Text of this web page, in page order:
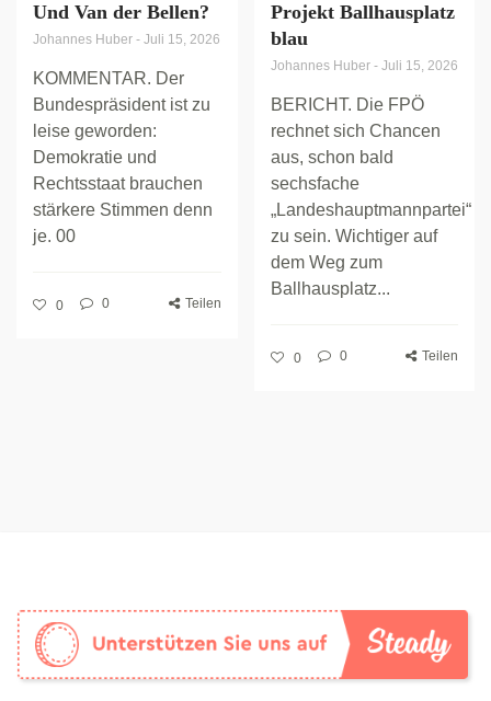
Und Van der Bellen?
Johannes Huber - Juli 15, 2026
KOMMENTAR. Der
Bundespräsident ist zu
leise geworden:
Demokratie und
Rechtsstaat brauchen
stärkere Stimmen denn
je. 00
0 0 Teilen
Projekt Ballhausplatz
blau
Johannes Huber - Juli 15, 2026
BERICHT. Die FPÖ
rechnet sich Chancen
aus, schon bald
sechsfache
„Landeshauptmannpartei“
zu sein. Wichtiger auf
dem Weg zum
Ballhausplatz...
0 0 Teilen